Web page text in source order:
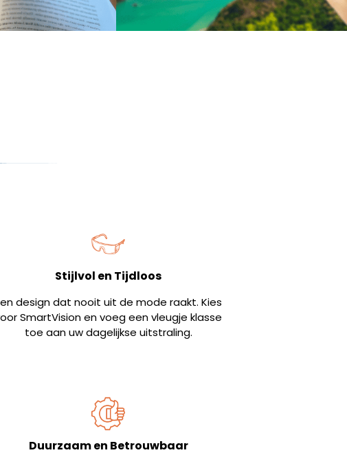
Stijlvol en Tijdloos
design dat nooit uit de mode raakt. Kies
SmartVision en voeg een vleugje klasse
toe aan uw dagelijkse uitstraling.
Duurzaam en Betrouwbaar